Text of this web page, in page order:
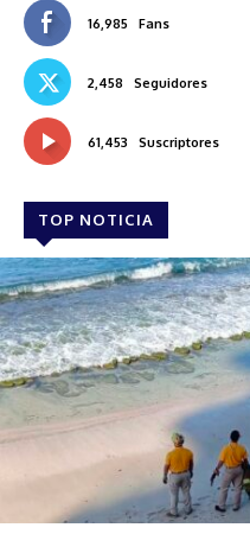
16,985 Fans
2,458 Seguidores
61,453 Suscriptores
TOP NOTICIA